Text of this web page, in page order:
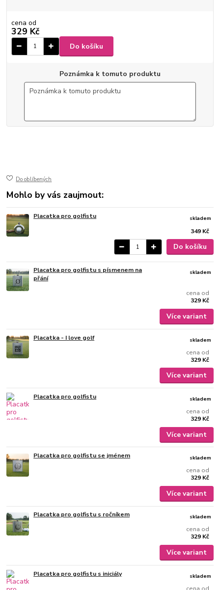
cena od
329 Kč
Do košíku
Poznámka k tomuto produktu
Do oblíbených
Mohlo by vás zaujmout:
Placatka pro golfistu
349 Kč
skladem
Do košíku
Placatka pro golfistu s písmenem na
přání
cena od
329 Kč
skladem
Více variant
Placatka - I love golf
cena od
329 Kč
skladem
Více variant
Placatka pro golfistu
cena od
329 Kč
skladem
Více variant
Placatka pro golfistu se jménem
cena od
329 Kč
skladem
Více variant
Placatka pro golfistu s ročníkem
cena od
329 Kč
skladem
Více variant
Placatka pro golfistu s iniciály
cena od
skladem